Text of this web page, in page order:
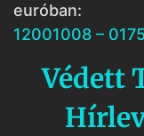
euróban:
12001008 –
Védett